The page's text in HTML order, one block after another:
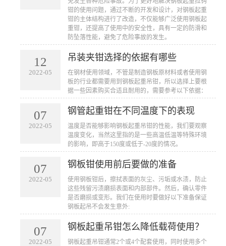
钳的使用问题，通过不断的开发和设计，对钢板起重
钳的主体结构进行了改造，不仅能够广泛使用钢板起
重钳，还提高了使用中的安全性，具有一定的防滑和
防坠落性能，避免了危险事故的发生。
12
2022-05
吊装夹钳选择的依据有哪些
​在钢材使用领域，不管是制造钢板原材料或者使用钢
板的行业都需要用到钢板起重吊钳，所以选择上要根
据一些因素购买合适且耐用的，需要参考以下依据：
07
2022-05
钢管起重钳在不同温度下的表现
​​温度是否能够影响钢板起重吊钳的性能，我们要观察
温度变化，当然这里指的是一些高温低温等特殊环境
的影响，即高于150度或低于-20度的情况。
07
2022-05
钢板钳使用前后要做的准备
​使用钢板钳后，擦拭表面的灰尘、污垢或水渍，防止
这些残留污渍磨损表面和内部部件。然后，确认零件
是否磨损或变形。我们在使用时要做好以下准备保证
钢板起吊不会发生意外:
07
2022-05
钢板起重吊钳怎么降低载荷使用？
​钢板起重吊钳通常2个或4个配套使用，同时使用多个